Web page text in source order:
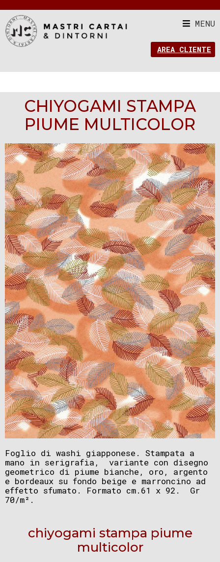
MENU
AREA CLIENTE
CHIYOGAMI STAMPA
PIUME MULTICOLOR
Foglio di washi giapponese. Stampata a
mano in serigrafia, variante con disegno
geometrico di piume bianche, oro, argento
e bordeaux su fondo beige e marroncino ad
effetto sfumato. Formato cm.61 x 92. Gr
70/m².
chiyogami stampa piume
multicolor